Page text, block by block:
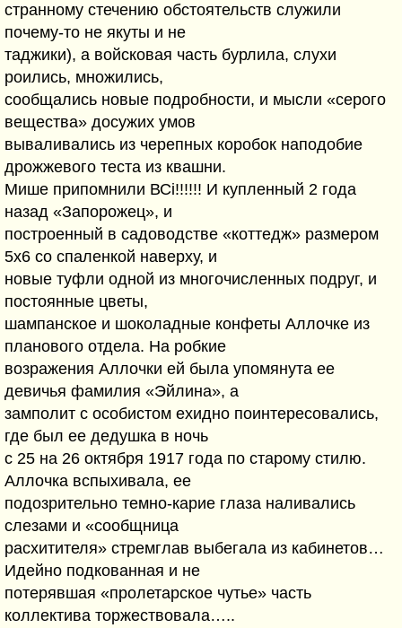
странному стечению обстоятельств служили
почему-то не якуты и не
таджики), а войсковая часть бурлила, слухи
роились, множились,
сообщались новые подробности, и мысли «серого
вещества» досужих умов
вываливались из черепных коробок наподобие
дрожжевого теста из квашни.
Мише припомнили ВСі!!!!!! И купленный 2 года
назад «Запорожец», и
построенный в садоводстве «коттедж» размером
5х6 со спаленкой наверху, и
новые туфли одной из многочисленных подруг, и
постоянные цветы,
шампанское и шоколадные конфеты Аллочке из
планового отдела. На робкие
возражения Аллочки ей была упомянута ее
девичья фамилия «Эйлина», а
замполит с особистом ехидно поинтересовались,
где был ее дедушка в ночь
с 25 на 26 октября 1917 года по старому стилю.
Аллочка вспыхивала, ее
подозрительно темно-карие глаза наливались
слезами и «сообщница
расхитителя» стремглав выбегала из кабинетов…
Идейно подкованная и не
потерявшая «пролетарское чутье» часть
коллектива торжествовала…..